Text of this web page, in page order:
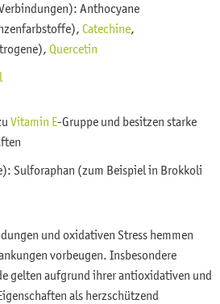
Anthocyane
Catechine,
Quercetin
Vitamin E-Gruppe und besitzen starke
Sulforaphan (zum Beispiel in Brokkoli
und oxidativen Stress hemmen
vorbeugen. Insbesondere
gelten aufgrund ihrer antioxidativen und
als herzschützend